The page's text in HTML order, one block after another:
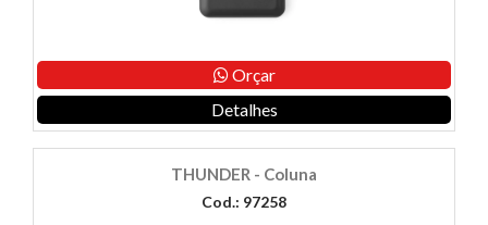
Orçar
Detalhes
THUNDER - Coluna
Cod.: 97258